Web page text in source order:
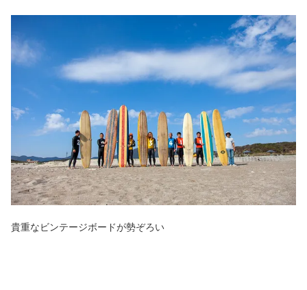
貴重なビンテージボードが勢ぞろい